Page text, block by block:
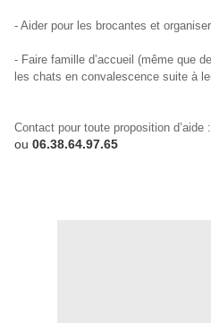
- Aider pour les brocantes et
- Faire famille d’accueil (même que
les chats en convalescence suite à
Contact pour toute proposition d’aide :
ou 06.38.64.97.65